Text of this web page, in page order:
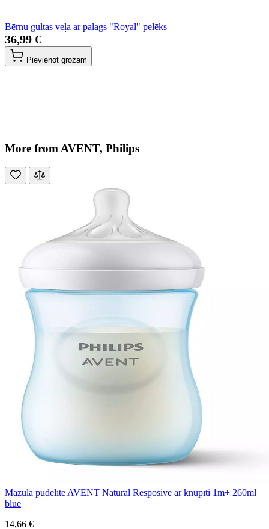
Bērnu gultas veļa ar palags "Royal" pelēks
36,99 €
Pievienot grozam
More from AVENT, Philips
Mazuļa pudelīte AVENT Natural Resposive ar knupīti 1m+ 260ml
blue
14,66 €